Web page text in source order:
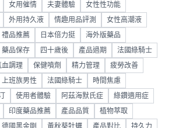
女用催情 夫妻體驗 女性性功能
外用持久液 情趣用品評測 女性高潮液
禮品推薦 日本倍力挺 海外版藥品
藥品保存 四十歲後 產品過期 法國綠騎士
血調理 保健噴劑 精力管理 疲勞改善
上班族男性 法國綠騎士 時間焦慮
使用者體驗 阿茲海默氏症 綠鑽適用症
印度藥品推薦 產品品質 植物萃取
德國黑金剛 黃秋葵牡蠣 產品對比 持久力